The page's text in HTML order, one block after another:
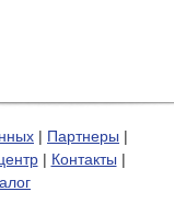
| Партнеры |
| Контакты |